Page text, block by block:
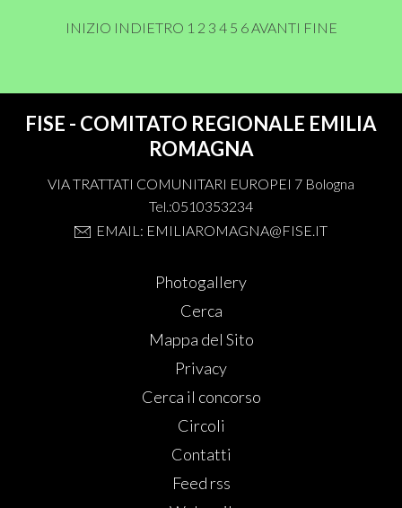
INIZIO INDIETRO 1 2 3 4 5 6 AVANTI FINE
FISE - COMITATO REGIONALE EMILIA
ROMAGNA
VIA TRATTATI COMUNITARI EUROPEI 7 Bologna
Tel.:0510353234
EMAIL: EMILIAROMAGNA@FISE.IT
Photogallery
Cerca
Mappa del Sito
Privacy
Cerca il concorso
Circoli
Contatti
Feed rss